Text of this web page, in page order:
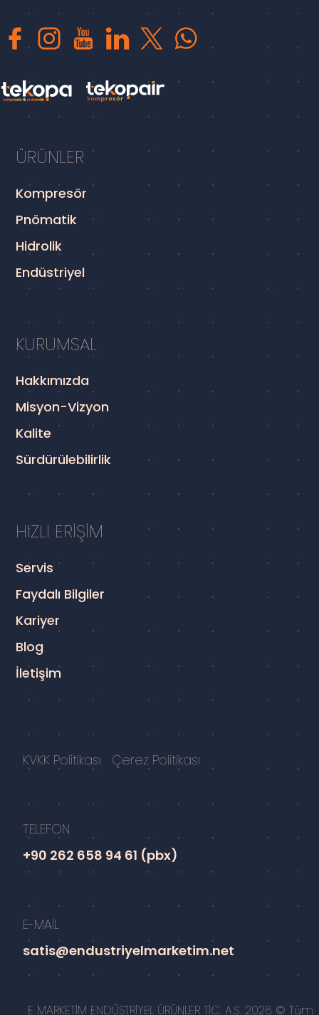
ÜRÜNLER
Kompresör
Pnömatik
Hidrolik
Endüstriyel
KURUMSAL
Hakkımızda
Misyon-Vizyon
Kalite
Sürdürülebilirlik
HIZLI ERİŞİM
Servis
Faydalı Bilgiler
Kariyer
Blog
İletişim
KVKK Politikası Çerez Politikası
TELEFON
+90 262 658 94 61 (pbx)
E-MAİL
satis@endustriyelmarketim.net
E MARKETİM ENDÜSTRİYEL ÜRÜNLER TİC. A.Ş. 2026 © Tüm